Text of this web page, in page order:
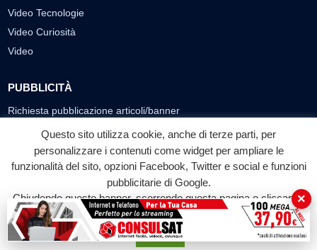
Video Tecnologie
Video Curiosità
Video
PUBBLICITÀ
Richiesta pubblicazione articoli/banner
SEGUICI SUI SOCIAL
f
Facebook
◎ ▶
YouTube
© 2026 LABTV - Tutti i diritti riservati
Questo sito utilizza cookie, anche di terze parti, per
personalizzare i contenuti come widget per ampliare le
funzionalità del sito, opzioni Facebook, Twitter e social e funzioni
pubblicitarie di Google.
Chiudendo questo banner, scorrendo questa pagina o cliccando
su qualunque suo elemento acconsenti all'uso dei cookie.
Accetta
×